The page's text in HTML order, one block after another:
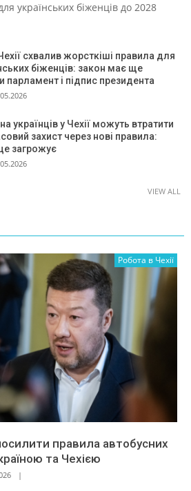
українських біженців до 2028
схвалив жорсткіші правила для
біженців: закон має ще
парламент і підпис президента
українців у Чехії можуть втратити
захист через нові правила:
загрожує
VIEW ALL
Робота в Чехії
правила автобусних
та Чехією